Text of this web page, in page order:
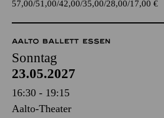
57,00 51,00 42,00 35,00 28,00 17,00 €
AALTO BALLETT ESSEN
Sonntag
23.05.2027
16:30 - 19:15
Aalto-Theater